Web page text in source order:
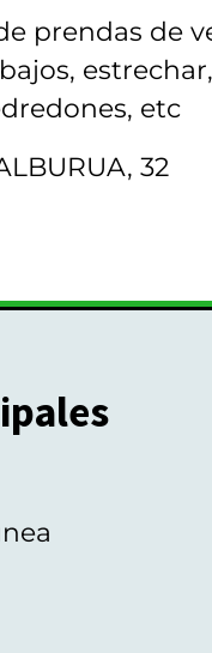
prendas de
etc
32